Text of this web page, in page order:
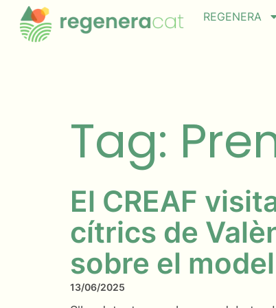
REGENERA
Tag:
El CREAF
cítrics de
sobre el
13/06/2025